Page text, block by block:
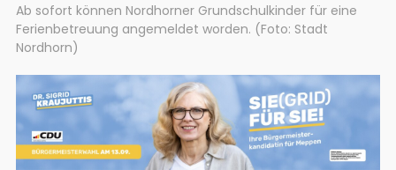
Ab sofort können Nordhorner Grundschulkinder für eine
Ferienbetreuung angemeldet worden. (Foto: Stadt
Nordhorn)